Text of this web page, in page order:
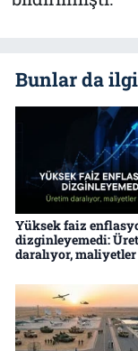
Bunlar da
Yüksek faiz
dizginleyemedi:
daralıyor,